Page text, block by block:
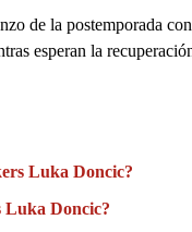
de la postemporada
esperan la
Luka Doncic?
Luka Doncic?